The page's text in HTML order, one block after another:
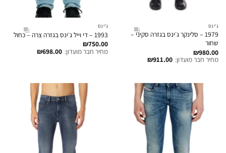
ג'ינס
1979 – סלינקר ג׳ינס בגזרה סקיני –
שחור
₪980.00
מחיר חבר מועדון: ₪911.00
ג'ינס
1993 – די וייל ג׳ינס בגזרה צרה – כחול
₪750.00
מחיר חבר מועדון: ₪698.00